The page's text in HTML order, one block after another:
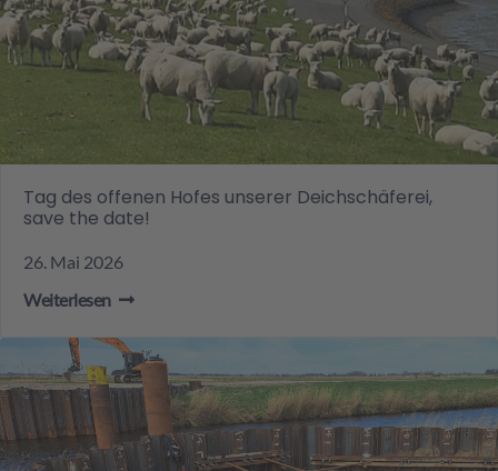
Tag des offenen Hofes unserer Deichschäferei,
save the date!
26. Mai 2026
Weiterlesen